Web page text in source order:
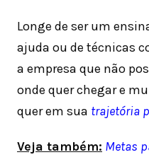
Longe de ser um
ajuda ou de técnicas
a empresa que não
onde quer chegar e
quer em sua trajetória
Veja também: Metas